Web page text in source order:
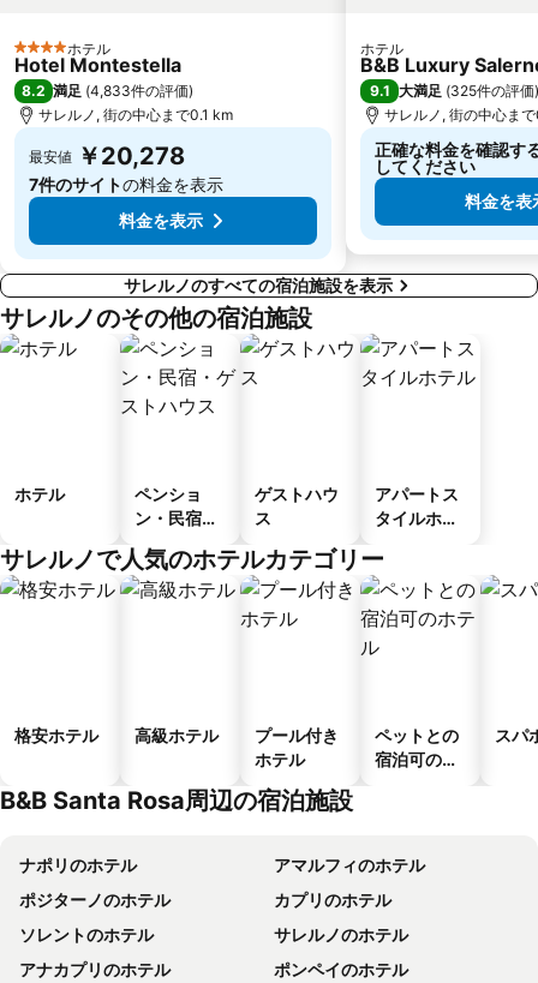
4 ホテルのランク
ホテル
Hotel Montestella
8.2 満足 (4,833件の評価)
サレルノ, 街の中心まで0.1 km
最安値 ￥20,278
7件のサイトの料金を表示
料金を表示
ホテル
B&B Luxury
9.1 大満足 (325件の評価)
サレルノ, 街の中心ま
正確な料金を確認す
してください
料金を表
サレルノのすべての宿泊施設を表示
サレルノのその他の宿泊施設
ホテル
ペンショ
ン・民宿・
ス
ゲストハウ
ス
アパートス
タイルホテ
サレルノで人気のホテルカテゴリー
格安ホテル 高級ホテル
プール付き
ホテル
ペットとの
宿泊可のホ
スパ
B&B Santa Rosa周辺の宿泊施設
ナポリのホテル
アマルフィのホテル
ポジターノのホテル
カプリのホテル
ソレントのホテル
サレルノのホテル
アナカプリのホテル
ポンペイのホテル